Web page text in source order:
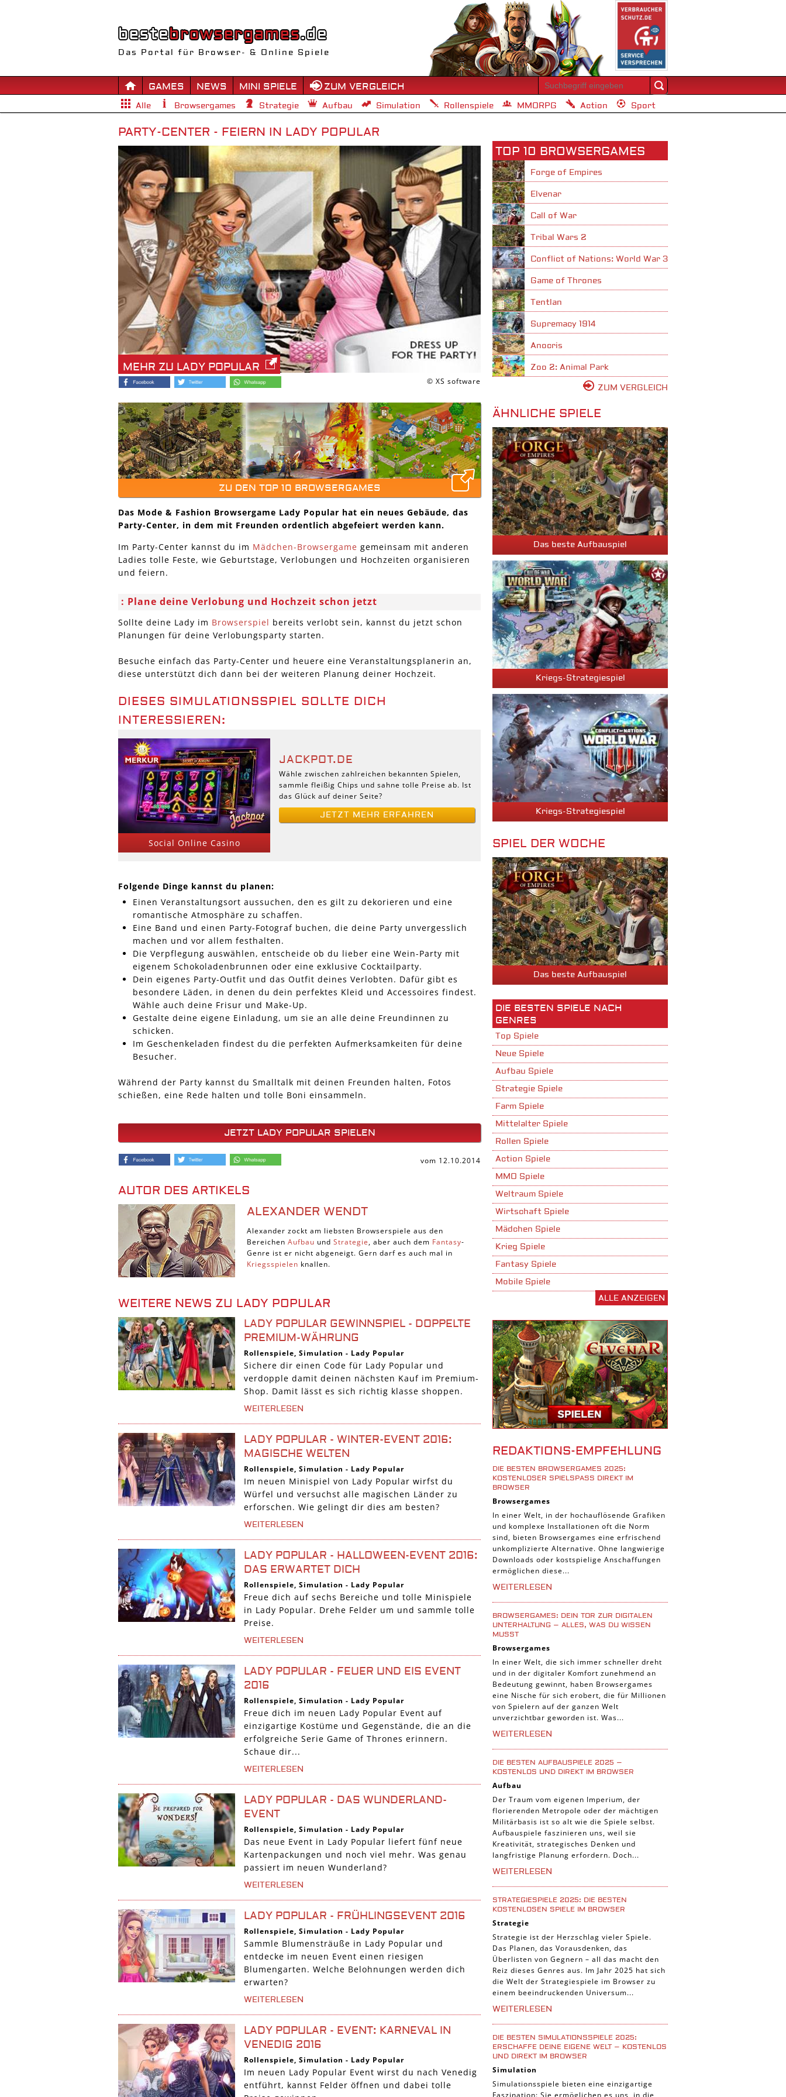
Das Portal für Browser- & Online Spiele
GAMES NEWS MINI SPIELE ZUM VERGLEICH
Alle Browsergames Strategie Aufbau Simulation Rollenspiele MMORPG Action Sport
PARTY-CENTER - FEIERN IN LADY POPULAR
MEHR ZU LADY POPULAR
© XS software
ZU DEN TOP 10 BROWSERGAMES
Das Mode & Fashion Browsergame Lady Popular hat ein neues Gebäude, das
Party-Center, in dem mit Freunden ordentlich abgefeiert werden kann.
Im Party-Center kannst du im Mädchen-Browsergame gemeinsam mit anderen
Ladies tolle Feste, wie Geburtstage, Verlobungen und Hochzeiten organisieren
und feiern.
Plane deine Verlobung und Hochzeit schon jetzt
Sollte deine Lady im Browserspiel bereits verlobt sein, kannst du jetzt schon
Planungen für deine Verlobungsparty starten.
Besuche einfach das Party-Center und heuere eine Veranstaltungsplanerin an,
diese unterstützt dich dann bei der weiteren Planung deiner Hochzeit.
DIESES SIMULATIONSSPIEL SOLLTE DICH
INTERESSIEREN:
Social Online Casino
JACKPOT.DE
Wähle zwischen zahlreichen bekannten Spielen,
sammle fleißig Chips und sahne tolle Preise ab. Ist
das Glück auf deiner Seite?
JETZT MEHR ERFAHREN
Folgende Dinge kannst du planen:
Einen Veranstaltungsort aussuchen, den es gilt zu dekorieren und eine
romantische Atmosphäre zu schaffen.
Eine Band und einen Party-Fotograf buchen, die deine Party unvergesslich
machen und vor allem festhalten.
Die Verpflegung auswählen, entscheide ob du lieber eine Wein-Party mit
eigenem Schokoladenbrunnen oder eine exklusive Cocktailparty.
Dein eigenes Party-Outfit und das Outfit deines Verlobten. Dafür gibt es
besondere Läden, in denen du dein perfektes Kleid und Accessoires findest.
Wähle auch deine Frisur und Make-Up.
Gestalte deine eigene Einladung, um sie an alle deine Freundinnen zu
schicken.
Im Geschenkeladen findest du die perfekten Aufmerksamkeiten für deine
Besucher.
Während der Party kannst du Smalltalk mit deinen Freunden halten, Fotos
schießen, eine Rede halten und tolle Boni einsammeln.
JETZT LADY POPULAR SPIELEN
vom 12.10.2014
AUTOR DES ARTIKELS
ALEXANDER WENDT
Alexander zockt am liebsten Browserspiele aus den
Bereichen Aufbau und Strategie, aber auch dem Fantasy-
Genre ist er nicht abgeneigt. Gern darf es auch mal in
Kriegsspielen knallen.
WEITERE NEWS ZU LADY POPULAR
LADY POPULAR GEWINNSPIEL - DOPPELTE
PREMIUM-WÄHRUNG
Rollenspiele, Simulation - Lady Popular
Sichere dir einen Code für Lady Popular und
verdopple damit deinen nächsten Kauf im Premium-
Shop. Damit lässt es sich richtig klasse shoppen.
WEITERLESEN
LADY POPULAR - WINTER-EVENT 2016:
MAGISCHE WELTEN
Rollenspiele, Simulation - Lady Popular
Im neuen Minispiel von Lady Popular wirfst du
Würfel und versuchst alle magischen Länder zu
erforschen. Wie gelingt dir dies am besten?
WEITERLESEN
LADY POPULAR - HALLOWEEN-EVENT 2016:
DAS ERWARTET DICH
Rollenspiele, Simulation - Lady Popular
Freue dich auf sechs Bereiche und tolle Minispiele
in Lady Popular. Drehe Felder um und sammle tolle
Preise.
WEITERLESEN
LADY POPULAR - FEUER UND EIS EVENT
2016
Rollenspiele, Simulation - Lady Popular
Freue dich im neuen Lady Popular Event auf
einzigartige Kostüme und Gegenstände, die an die
erfolgreiche Serie Game of Thrones erinnern.
Schaue dir...
WEITERLESEN
LADY POPULAR - DAS WUNDERLAND-
EVENT
Rollenspiele, Simulation - Lady Popular
Das neue Event in Lady Popular liefert fünf neue
Kartenpackungen und noch viel mehr. Was genau
passiert im neuen Wunderland?
WEITERLESEN
LADY POPULAR - FRÜHLINGSEVENT 2016
Rollenspiele, Simulation - Lady Popular
Sammle Blumensträuße in Lady Popular und
entdecke im neuen Event einen riesigen
Blumengarten. Welche Belohnungen werden dich
erwarten?
WEITERLESEN
LADY POPULAR - EVENT: KARNEVAL IN
VENEDIG 2016
Rollenspiele, Simulation - Lady Popular
Im neuen Lady Popular Event wirst du nach Venedig
entführt, kannst Felder öffnen und dabei tolle
TOP 10 BROWSERGAMES
Forge of Empires
Elvenar
Call of War
Tribal Wars 2
Conflict of Nations: World War 3
Game of Thrones
Tentlan
Supremacy 1914
Anocris
Zoo 2: Animal Park
ZUM VERGLEICH
ÄHNLICHE SPIELE
Das beste Aufbauspiel
Kriegs-Strategiespiel
Kriegs-Strategiespiel
SPIEL DER WOCHE
Das beste Aufbauspiel
DIE BESTEN SPIELE NACH
GENRES
Top Spiele
Neue Spiele
Aufbau Spiele
Strategie Spiele
Farm Spiele
Mittelalter Spiele
Rollen Spiele
Action Spiele
MMO Spiele
Weltraum Spiele
Wirtschaft Spiele
Mädchen Spiele
Krieg Spiele
Fantasy Spiele
Mobile Spiele
Download Spiele
3D Spiele
Tablet Spiele
Android Spiele
iPhone Spiele
iOS Spiele
Cross-Platform Spiele
iPad Spiele
Denk Spiele
Piraten Spiele
Sport Spiele
Pferde Spiele
Simulation Spiele
Abenteuer Spiele
Online Spiele
3-Gewinnt Spiele
Trading Card Spiele
Manager Spiele
ALLE ANZEIGEN
REDAKTIONS-EMPFEHLUNG
DIE BESTEN BROWSERGAMES 2025:
KOSTENLOSER SPIELSPASS DIREKT IM B
ROWSER
Browsergames
In einer Welt, in der hochauflösende Grafiken
und komplexe Installationen oft die Norm
sind, bieten Browsergames eine erfrischend
unkomplizierte Alternative. Ohne langwierige
Downloads oder kostspielige Anschaffungen
ermöglichen diese...
WEITERLESEN
BROWSERGAMES: DEIN TOR ZUR DIGITALEN
UNTERHALTUNG – ALLES, WAS DU WISSEN
MUSST
Browsergames
In einer Welt, die sich immer schneller dreht
und in der digitaler Komfort zunehmend an
Bedeutung gewinnt, haben Browsergames
eine Nische für sich erobert, die für Millionen
von Spielern auf der ganzen Welt
unverzichtbar geworden ist. Was...
WEITERLESEN
DIE BESTEN AUFBAUSPIELE 2025 –
KOSTENLOS UND DIREKT IM BROWSER
Aufbau
Der Traum vom eigenen Imperium, der
florierenden Metropole oder der mächtigen
Militärbasis ist so alt wie die Spiele selbst.
Aufbauspiele faszinieren uns, weil sie
Kreativität, strategisches Denken und
langfristige Planung erfordern. Doch...
WEITERLESEN
STRATEGIESPIELE 2025: DIE BESTEN
KOSTENLOSEN SPIELE IM BROWSER
Strategie
Strategie ist der Herzschlag vieler Spiele.
Das Planen, das Vorausdenken, das
Überlisten von Gegnern – all das macht den
Reiz dieses Genres aus. Im Jahr 2025 hat sich
die Welt der Strategiespiele im Browser zu
einem beeindruckenden Universum...
WEITERLESEN
DIE BESTEN SIMULATIONSSPIELE 2025:
ERSCHAFFE DEINE EIGENE WELT – KOSTENLOS
UND DIREKT IM BROWSER
Simulation
Simulationsspiele bieten eine einzigartige
Faszination: Sie ermöglichen es uns, in die